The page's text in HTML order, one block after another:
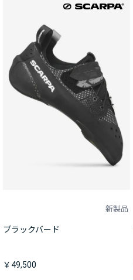
新製品
ブラックバード
￥49,500